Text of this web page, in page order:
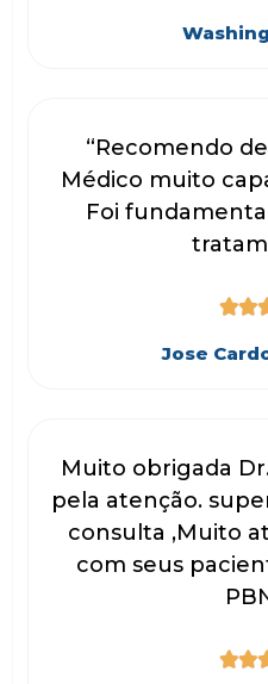
“Recomendo
Médico muito
Foi

Jose
Muito obrigada
pela atenção.
consulta ,Muito
com seus
